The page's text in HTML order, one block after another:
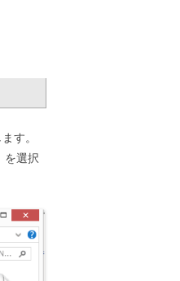
す。
を選択